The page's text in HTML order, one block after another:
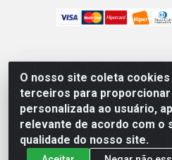
O nosso site coleta
terceiros para
personalizada ao usuário,
relevante de acordo com o
qualidade do nosso site.
América Latina Indústria e
CNPJ 19.813.045/0001-03 -
Andrade, 151 Núcleo
85.811-